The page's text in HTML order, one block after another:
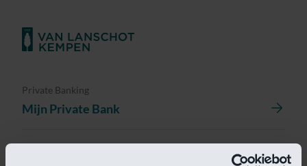
Private Banking
Mijn Private Bank